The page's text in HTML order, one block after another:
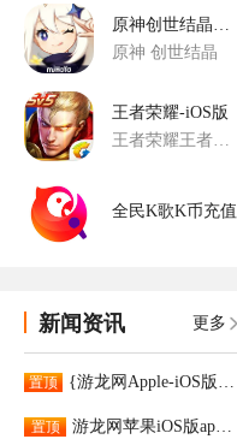
原神 创世结晶
王者荣耀-iOS版
全民K歌K币充值
新闻资讯 更多
置顶 {游龙网Apple-iOS版App已正式上架。APP充值更大优惠！！！！
置顶 游龙网苹果iOS版app下载